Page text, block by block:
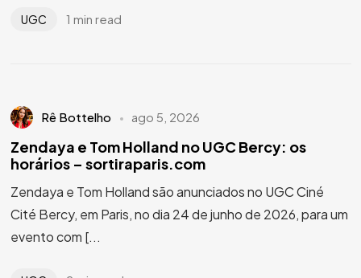
UGC 1 min read
Rê Bottelho ago 5, 2026
Zendaya e Tom Holland no UGC Bercy: os
horários – sortiraparis.com
Zendaya e Tom Holland são anunciados no UGC Ciné
Cité Bercy, em Paris, no dia 24 de junho de 2026, para um
evento com [...